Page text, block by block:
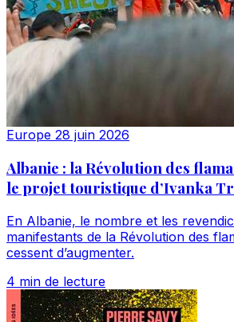
Europe 28 juin 2026
Albanie : la Révolution des
le projet touristique d’Ivanka
En Albanie, le nombre et les
manifestants de la Révolution des
cessent d’augmenter.
4 min de lecture